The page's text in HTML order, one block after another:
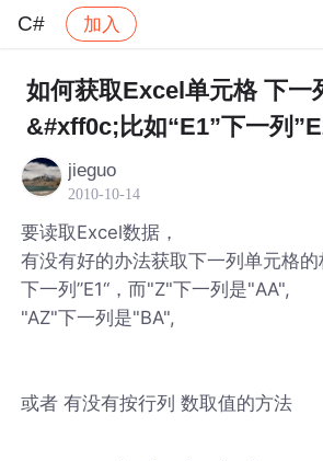
C# 加入
社区 C# 帖子详情
如何获取Excel单元格 下一
&#xff0c;比如“E1”下一列
jieguo
2010-10-14
要读取Excel数据，
有没有好的办法获取下一列单元格的
下一列”E1“，而"Z"下一列是"AA",
"AZ"下一列是"BA",
或者 有没有按行列 数取值的方法